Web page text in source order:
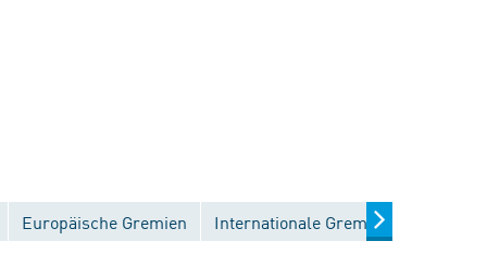
Europäische Gremien Internationale Gremien